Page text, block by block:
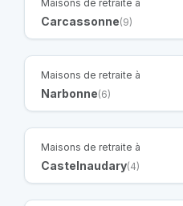
Maisons de retraite à
Carcassonne(9)
Maisons de retraite à
Narbonne(6)
Maisons de retraite à
Castelnaudary(4)